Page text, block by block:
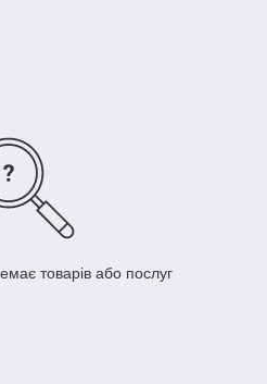
товарів або послуг